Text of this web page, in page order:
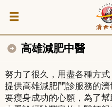
高雄減肥中醫
努力了很久，用盡各種方
提供高雄減肥門診服務的
要瘦身成功的心願，為了